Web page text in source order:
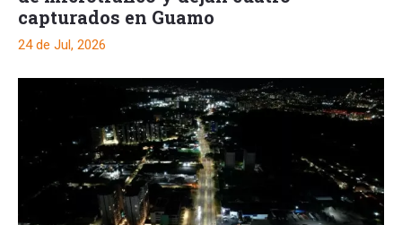
capturados en Guamo
24 de Jul, 2026